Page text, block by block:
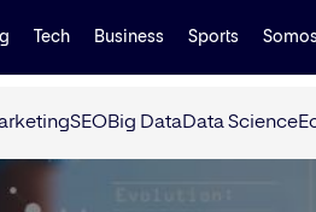
Tech Business Sports
SEOBig DataData Science